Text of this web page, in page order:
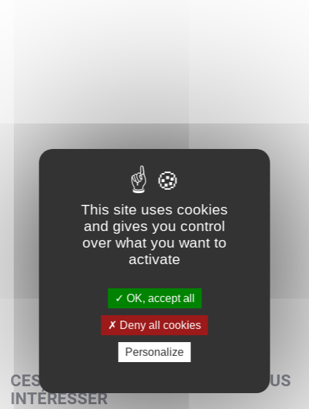
CES SETS POURRAIENT AUSSI VOUS
INTÉRESSER
This site uses cookies
and gives you control
over what you want to
activate
OK, accept all
Deny all cookies
Personalize